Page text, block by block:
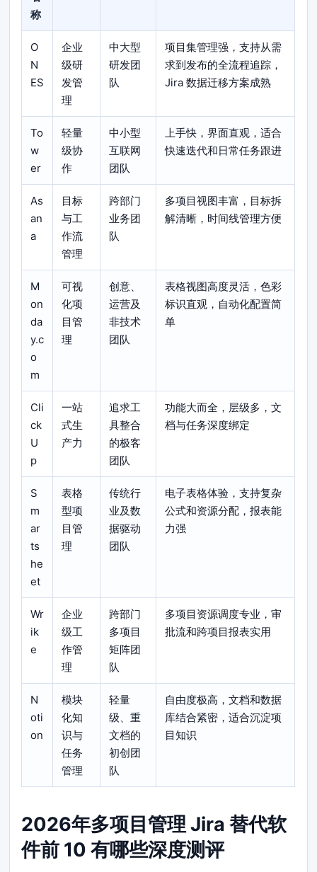
称
O
N
ES
企业
级研
发管
理
中大型
研发团
队
项目集管理强，支持从需
求到发布的全流程追踪，
Jira 数据迁移方案成熟
To
w
er
轻量
级协
作
中小型
互联网
团队
上手快，界面直观，适合
快速迭代和日常任务跟进
As
an
a
目标
与工
作流
管理
跨部门
业务团
队
多项目视图丰富，目标拆
解清晰，时间线管理方便
M
on
da
y.c
o
m
可视
化项
目管
理
创意、
运营及
非技术
团队
表格视图高度灵活，色彩
标识直观，自动化配置简
单
Cli
ck
U
p
一站
式生
产力
追求工
具整合
的极客
团队
功能大而全，层级多，文
档与任务深度绑定
S
m
ar
ts
he
et
表格
型项
目管
理
传统行
业及数
据驱动
团队
电子表格体验，支持复杂
公式和资源分配，报表能
力强
Wr
ik
e
企业
级工
作管
理
跨部门
多项目
矩阵团
队
多项目资源调度专业，审
批流和跨项目报表实用
N
oti
on
模块
化知
识与
任务
管理
轻量
级、重
文档的
初创团
队
自由度极高，文档和数据
库结合紧密，适合沉淀项
目知识
2026年多项目管理 Jira 替代软
件前 10 有哪些深度测评